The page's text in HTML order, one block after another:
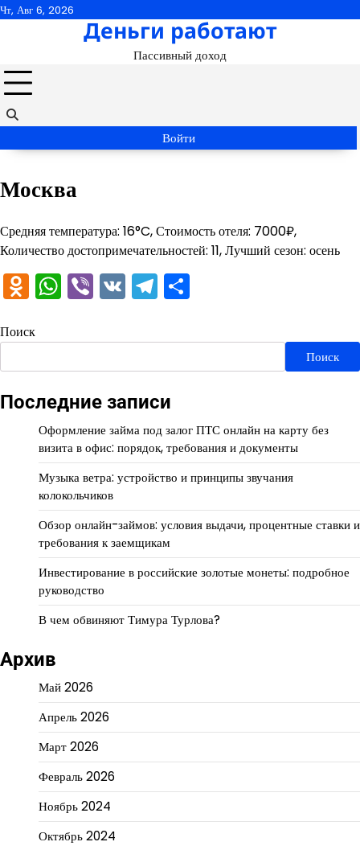
Перейти
Чт, Авг 6, 2026
Деньги работают
Пассивный доход
Войти
Москва
Средняя температура: 16°C, Стоимость отеля: 7000₽,
Количество достопримечательностей: 11, Лучший сезон: осень
Odnoklassniki
WhatsApp
Viber
VKTelegram
Поиск
Поиск
Последние записи
Оформление займа под залог ПТС онлайн на карту без
визита в офис: порядок, требования и документы
Музыка ветра: устройство и принципы звучания
колокольчиков
Обзор онлайн-займов: условия выдачи, процентные ставки и
требования к заемщикам
Инвестирование в российские золотые монеты: подробное
руководство
В чем обвиняют Тимура Турлова?
Архив
Май 2026
Апрель 2026
Март 2026
Февраль 2026
Ноябрь 2024
Октябрь 2024